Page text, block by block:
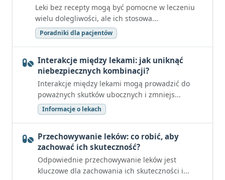
Leki bez recepty mogą być pomocne w leczeniu
wielu dolegliwości, ale ich stosowa...
Poradniki dla pacjentów
Interakcje między lekami: jak uniknąć
niebezpiecznych kombinacji?
Interakcje między lekami mogą prowadzić do
poważnych skutków ubocznych i zmniejs...
Informacje o lekach
Przechowywanie leków: co robić, aby
zachować ich skuteczność?
Odpowiednie przechowywanie leków jest
kluczowe dla zachowania ich skuteczności i...